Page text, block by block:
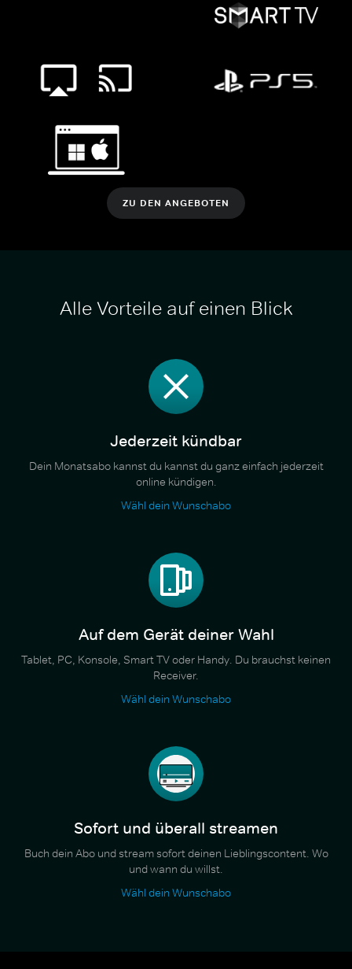
ZU DEN ANGEBOTEN
Alle Vorteile auf einen Blick
Jederzeit kündbar
Dein Monatsabo kannst du kannst du ganz einfach jederzeit
online kündigen.
Wähl dein Wunschabo
Auf dem Gerät deiner Wahl
Tablet, PC, Konsole, Smart TV oder Handy. Du brauchst keinen
Receiver.
Wähl dein Wunschabo
Sofort und überall streamen
Buch dein Abo und stream sofort deinen Lieblingscontent. Wo
und wann du willst.
Wähl dein Wunschabo